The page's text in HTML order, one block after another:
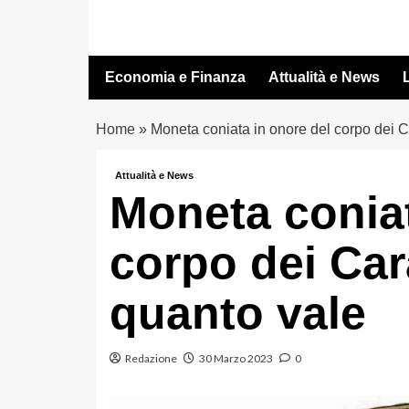
contenuto
Economia e Finanza Attualità e News
Home» Moneta coniata in onore del corpo dei
Attualità e News
Moneta
corpo dei
quanto vale
Redazione 30 Marzo 2023 0